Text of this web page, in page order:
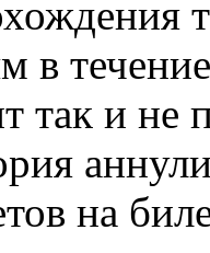
в
так и
на